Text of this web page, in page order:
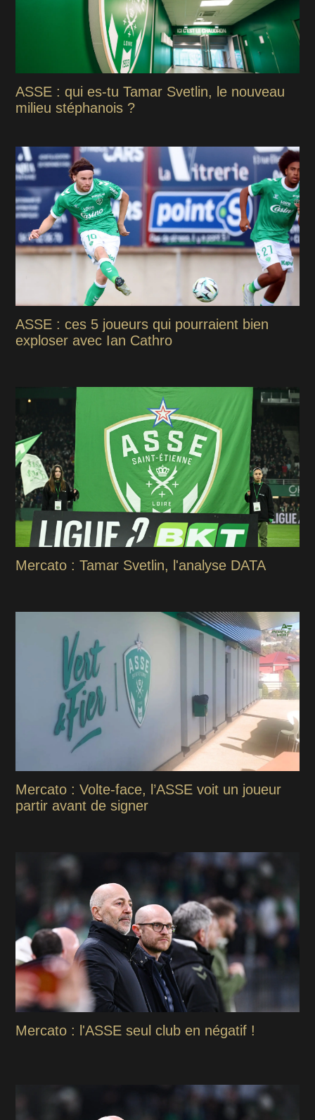
ASSE : qui es-tu Tamar Svetlin, le nouveau
milieu stéphanois ?
ASSE : ces 5 joueurs qui pourraient bien
exploser avec Ian Cathro
Mercato : Tamar Svetlin, l'analyse DATA
Mercato : Volte-face, l’ASSE voit un joueur
partir avant de signer
Mercato : l'ASSE seul club en négatif !